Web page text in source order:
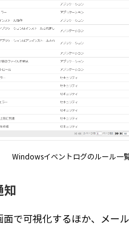
Windowsイベントログのルール一
知
で可視化するほか、メー